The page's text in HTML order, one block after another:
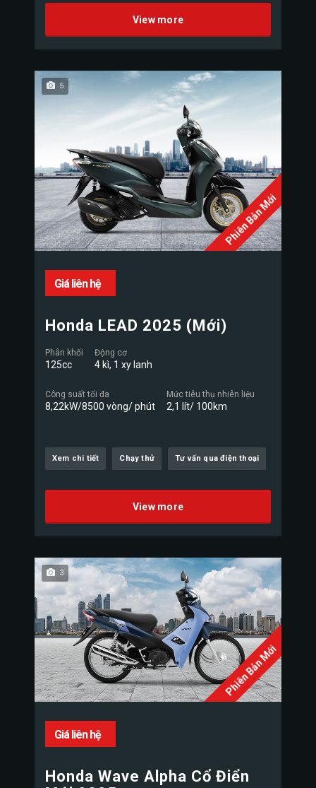
View more
Phiên Bản Mới
5
Giá liên hệ
Honda LEAD 2025 (Mới)
Phân khối
125cc
Động cơ
4 kì, 1 xy lanh
Công suất tối đa
8,22kW/8500 vòng/ phút
Mức tiêu thụ nhiên liệu
2,1 lít/ 100km
Xem chi tiết Chạy thử Tư vấn qua điện thoại
View more
Phiên Bản Mới
3
Giá liên hệ
Honda Wave Alpha Cổ Điển